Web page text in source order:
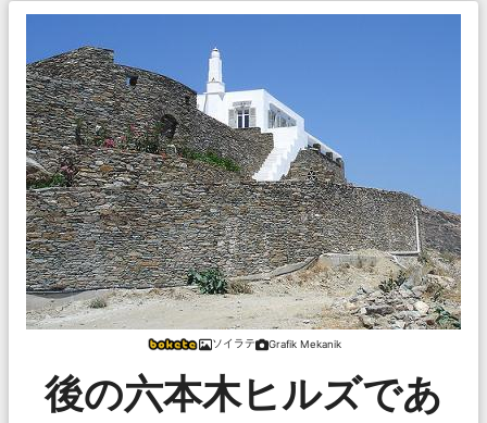
ソイラテ Grafik Mekanik
後の六本木ヒルズであ